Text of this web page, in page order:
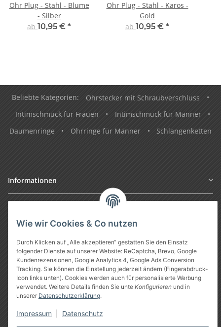
Wie wir Cookies & Co nutzen
Durch Klicken auf „Alle akzeptieren“ gestatten Sie den Einsatz
folgender Dienste auf unserer Website: ReCaptcha, Brevo, Google
Kundenrezensionen, Google Analytics 4, Google Ads Conversion
Tracking. Sie können die Einstellung jederzeit ändern (Fingerabdruck-
Icon links unten). Cookies werden auch für personalisierte Werbung
verwendet. Weitere Details finden Sie unte Konfigurieren und in
unserer Datenschutzerklärung.
Impressum Datenschutz
Ohr Plug - Stahl - Blume
- Silber
ab 10,95 € *
Ohr Plug - Stahl - Karos -
Gold
ab 10,95 € *
Beliebte Kategorien: Ohrstecker mit Schraubverschluss
•
Intimschmuck für Frauen
• Intimschmuck für Männer
•
Daumenringe
• Ohrringe für Männer • Schlangenketten
Informationen
Vertrag widerrufen